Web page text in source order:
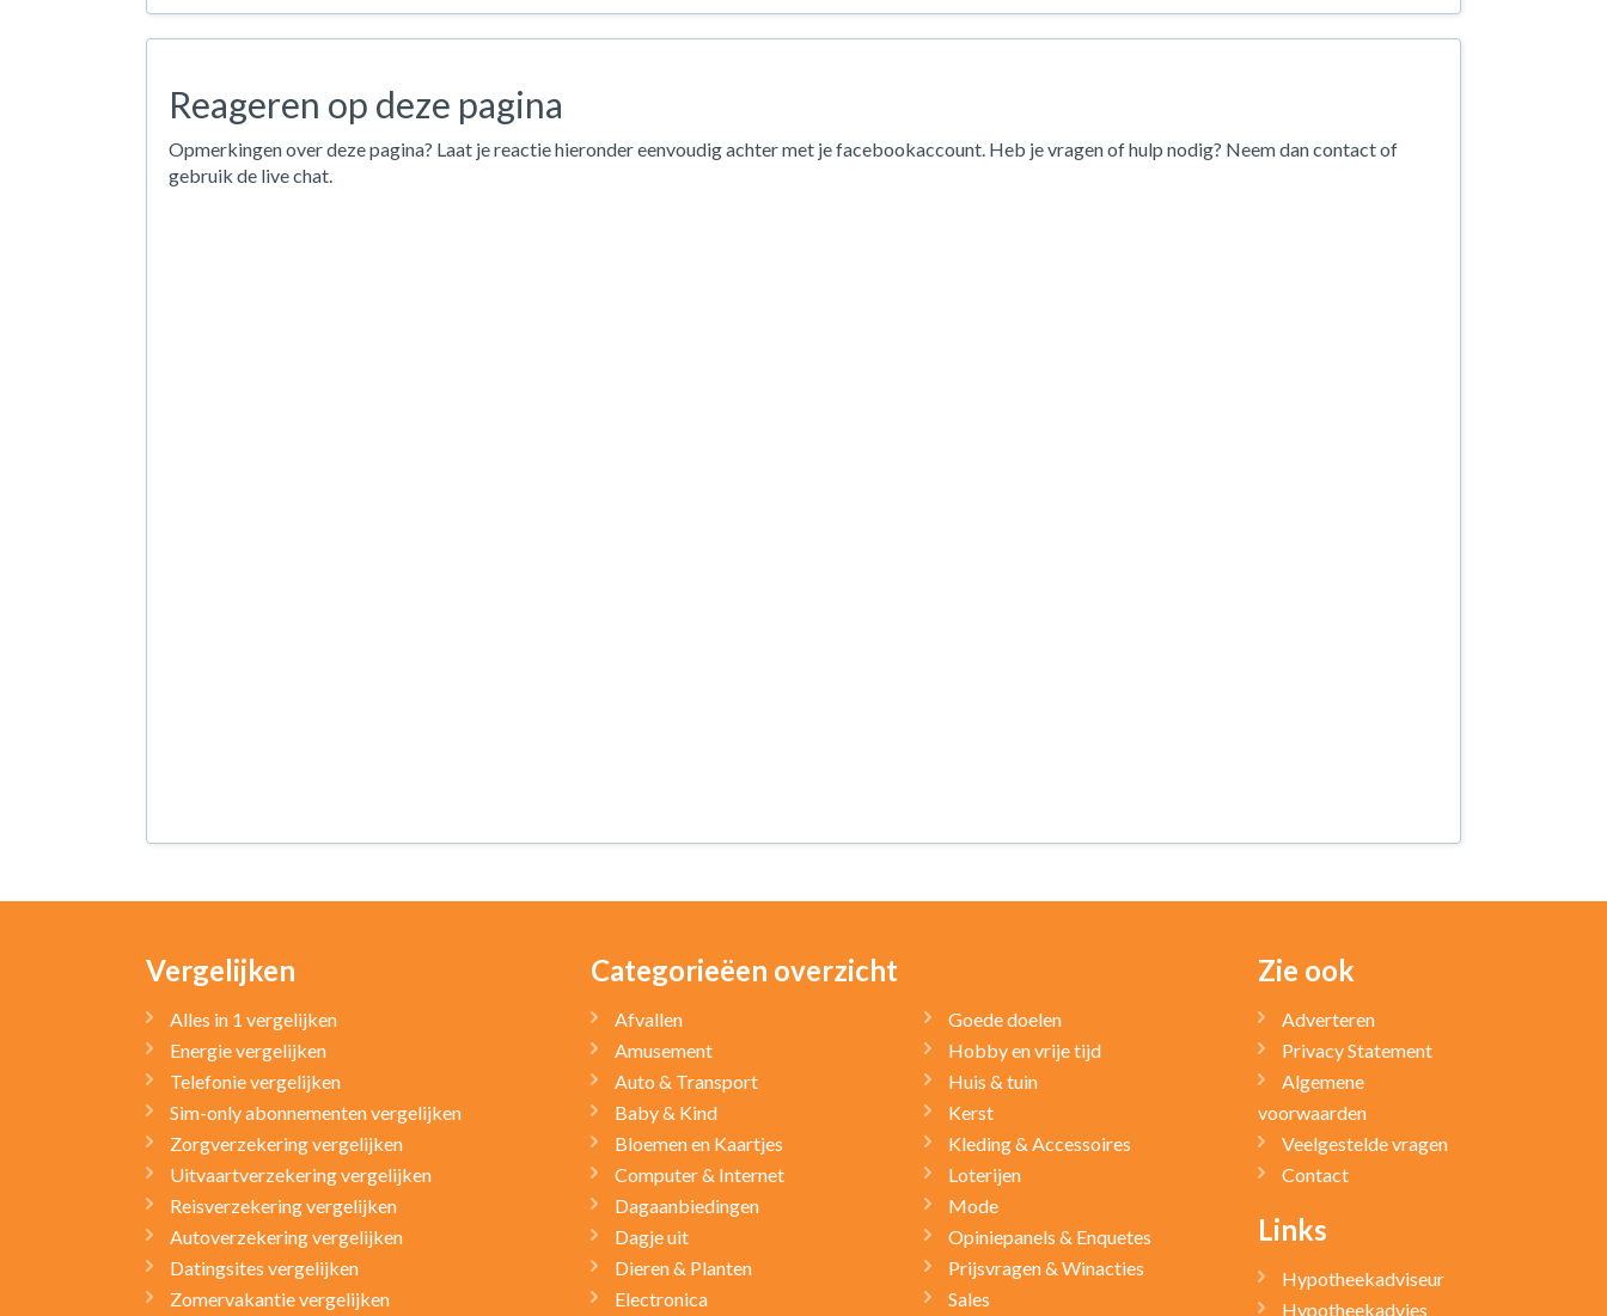
Reageren op deze pagina
Opmerkingen over deze pagina? Laat je reactie hieronder eenvoudig achter met je facebookaccount. Heb je vragen of hulp nodig? Neem dan contact of
gebruik de live chat.
Vergelijken
Alles in 1 vergelijken
Energie vergelijken
Telefonie vergelijken
Sim-only abonnementen vergelijken
Zorgverzekering vergelijken
Uitvaartverzekering vergelijken
Reisverzekering vergelijken
Autoverzekering vergelijken
Datingsites vergelijken
Zomervakantie vergelijken
Categorieëen overzicht
Afvallen
Amusement
Auto & Transport
Baby & Kind
Bloemen en Kaartjes
Computer & Internet
Dagaanbiedingen
Dagje uit
Dieren & Planten
Electronica
Goede doelen
Hobby en vrije tijd
Huis & tuin
Kerst
Kleding & Accessoires
Loterijen
Mode
Opiniepanels & Enquetes
Prijsvragen & Winacties
Sales
Zie ook
Adverteren
Privacy Statement
Algemene
voorwaarden
Veelgestelde vragen
Contact
Links
Hypotheekadviseur
Hypotheekadvies